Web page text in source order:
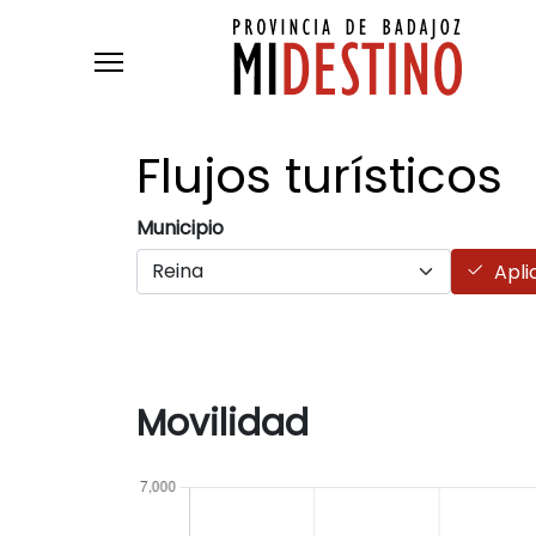
Pasar al contenido principal
Flujos turísticos
Municipio
Movilidad